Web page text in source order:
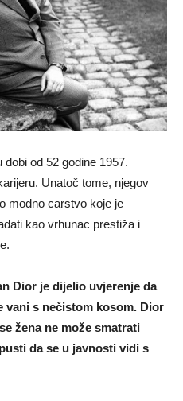
od 52 godine 1957.
Unatoč tome, njegov
modno carstvo koje je
kao vrhunac prestiža i
Dior je dijelio uvjerenje da
vani s nečistom kosom. Dior
žena ne može smatrati
da se u javnosti vidi s